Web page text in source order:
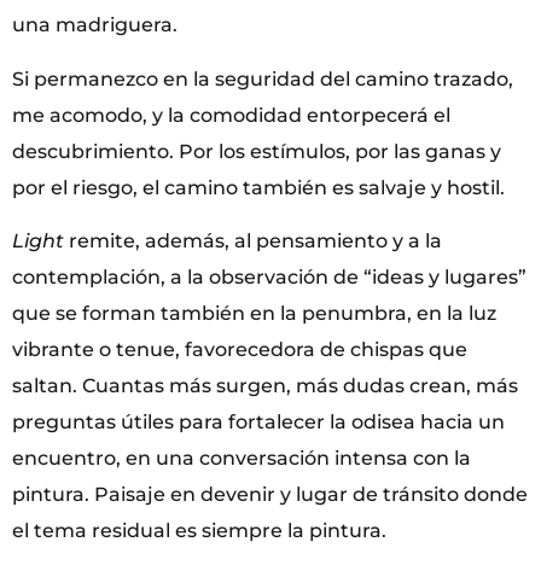
una madriguera.
Si permanezco en la seguridad del camino trazado,
me acomodo, y la comodidad entorpecerá el
descubrimiento. Por los estímulos, por las ganas y
por el riesgo, el camino también es salvaje y hostil.
Light remite, además, al pensamiento y a la
contemplación, a la observación de “ideas y lugares”
que se forman también en la penumbra, en la luz
vibrante o tenue, favorecedora de chispas que
saltan. Cuantas más surgen, más dudas crean, más
preguntas útiles para fortalecer la odisea hacia un
encuentro, en una conversación intensa con la
pintura. Paisaje en devenir y lugar de tránsito donde
el tema residual es siempre la pintura.